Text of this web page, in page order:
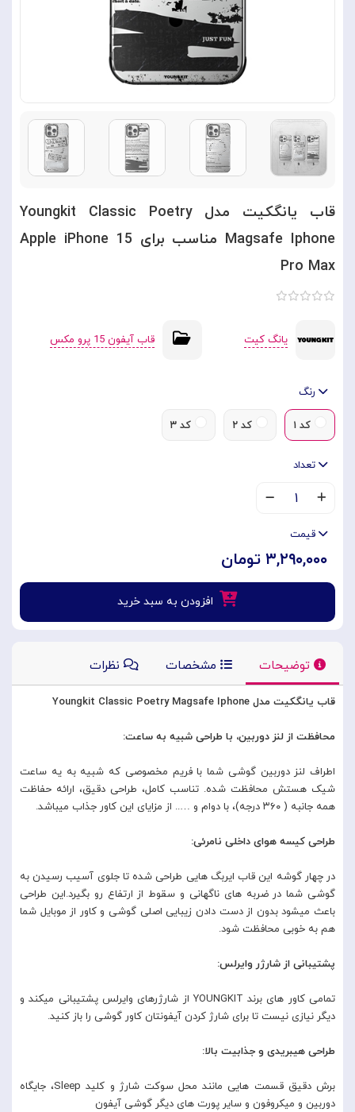
قاب یانگکیت مدل Youngkit Classic Poetry
Magsafe Iphone مناسب برای Apple iPhone 15
Pro Max
یانگ کیت قاب آیفون 15 پرو مکس
رنگ
کد ۱ کد ۲ کد ۳
تعداد
۱
قیمت
۳,۲۹۰,۰۰۰ تومان
افزودن به سبد خرید
توضیحات مشخصات نظرات
قاب یانگکیت مدل Youngkit Classic Poetry Magsafe Iphone
محافظت از لنز دوربین، با طراحی شبیه به ساعت:
اطراف لنز دوربین گوشی شما با فریم مخصوصی که شبیه به یه ساعت
شیک هستش محافظت شده. تناسب کامل، طراحی دقیق، ارائه حفاظت
همه جانبه ( ۳۶۰ درجه)، با دوام و ….. از مزایای این کاور جذاب میباشد.
طراحی کیسه هوای داخلی نامرئی:
در چهار گوشه این قاب ایربگ هایی طراحی شده تا جلوی آسیب رسیدن به
گوشی شما در ضربه های ناگهانی و سقوط از ارتفاع رو بگیرد.این طراحی
باعث میشود بدون از دست دادن زیبایی اصلی گوشی و کاور از موبایل شما
هم به خوبی محافظت شود.
پشتیبانی از شارژر وایرلس:
تمامی کاور های برند YOUNGKIT از شارژرهای وایرلس پشتیبانی میکند و
دیگر نیازی نیست تا برای شارژ کردن آیفونتان کاور گوشی را باز کنید.
طراحی هیبریدی و جذابیت بالا:
برش دقیق قسمت هایی مانند محل سوکت شارژ و کلید Sleep، جایگاه
دوربین و میکروفون و سایر پورت های دیگر گوشی آیفون